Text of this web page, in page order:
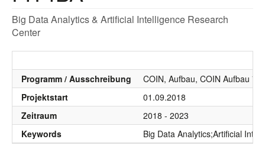
Big Data Analytics & Artificial Intelligence Research
Center
Programm / Ausschreibung
COIN, Aufbau, COIN Aufbau 7.
Projektstart
01.09.2018
Zeitraum
2018 - 2023
Keywords
Big Data Analytics;Artificial